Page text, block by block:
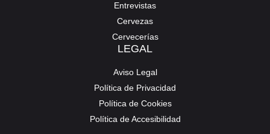
Entrevistas
Cervezas
Cervecerías
LEGAL
Aviso Legal
Política de Privacidad
Política de Cookies
Política de Accesibilidad